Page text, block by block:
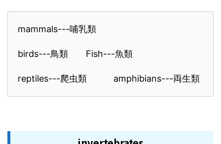
mammals---哺乳類
birds---鳥類 Fish---魚類
reptiles---爬虫類 amphibians---両生類